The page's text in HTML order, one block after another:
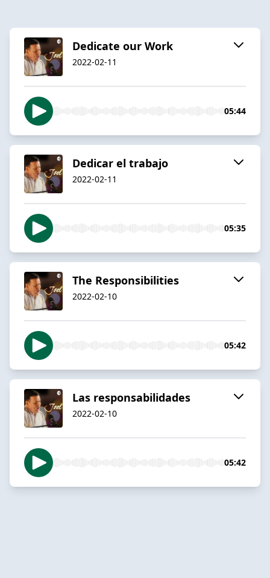
Dedicate our Work
2022-02-11
05:44
Dedicar el trabajo
2022-02-11
05:35
The Responsibilities
2022-02-10
05:42
Las responsabilidades
2022-02-10
05:42